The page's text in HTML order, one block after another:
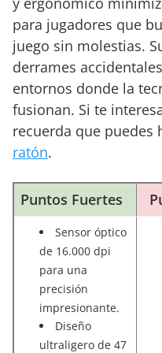
para jugadores que
juego sin molestias.
derrames
entornos donde la
fusionan. Si te
recuerda que puedes
ratón.
Puntos Fuertes
Sensor óptico
de 16.000 dpi
para una
precisión
impresionante.
Diseño
ultraligero de 47